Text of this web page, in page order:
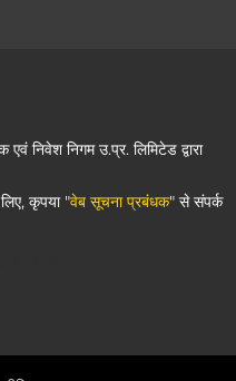
निवेश निगम उ.प्र. लिमिटेड द्वारा
कृपया "वेब सूचना प्रबंधक" से संपर्क